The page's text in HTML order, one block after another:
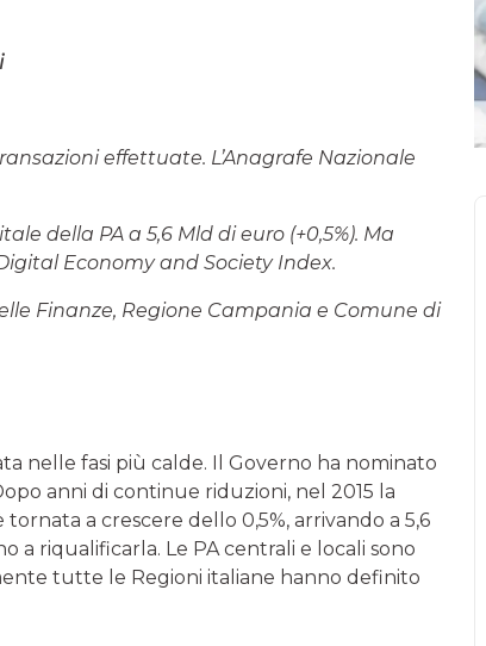
effettuate. L’Anagrafe Nazionale
della PA a 5,6 Mld di euro (+0,5%). Ma
Economy and Society Index.
Finanze, Regione Campania e Comune di
nelle fasi più calde. Il Governo ha nominato
anni di continue riduzioni, nel 2015 la
a crescere dello 0,5%, arrivando a 5,6
a riqualificarla. Le PA centrali e locali sono
tutte le Regioni italiane hanno definito